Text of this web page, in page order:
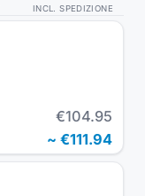
INCL. SPEDIZIONE
€104.95
~ €111.94